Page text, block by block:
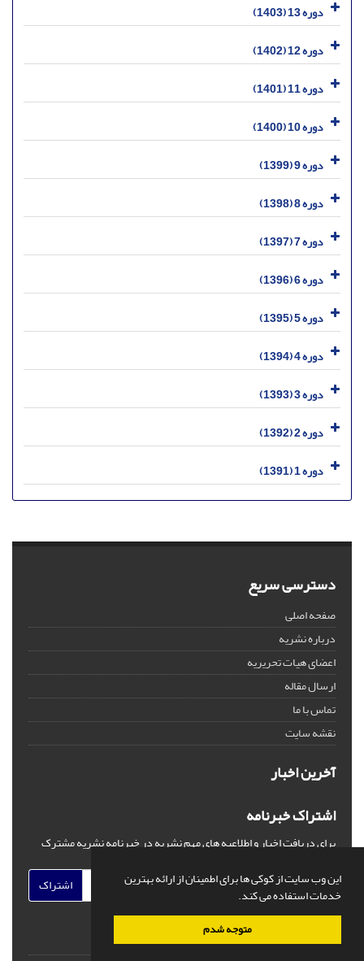
این وب سایت از کوکی ها برای اطمینان از ارائه بهترین
خدمات استفاده می کند.
متوجه شدم
دوره 13 (1403)
دوره 12 (1402)
دوره 11 (1401)
دوره 10 (1400)
دوره 9 (1399)
دوره 8 (1398)
دوره 7 (1397)
دوره 6 (1396)
دوره 5 (1395)
دوره 4 (1394)
دوره 3 (1393)
دوره 2 (1392)
دوره 1 (1391)
دسترسی سریع
صفحه اصلی
درباره نشریه
اعضای هیات تحریریه
ارسال مقاله
تماس با ما
نقشه سایت
آخرین اخبار
اشتراک خبرنامه
برای دریافت اخبار و اطلاعیه های مهم نشریه در خبرنامه نشریه مشترک
اشتراک